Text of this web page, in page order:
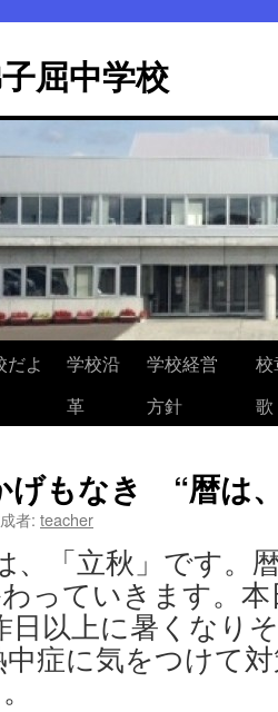
屈中学校
だよ
学校沿
革
学校経営
方針
校
歌
もなき “暦は
者: teacher
、「立秋」です。
っていきます。
日以上に暑くなり
中症に気をつけて